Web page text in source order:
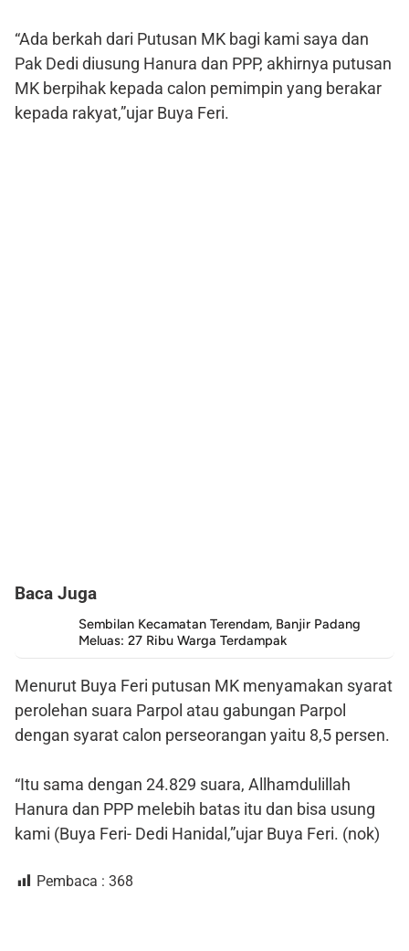
“Ada berkah dari Putusan MK bagi kami saya dan
Pak Dedi diusung Hanura dan PPP, akhirnya putusan
MK berpihak kepada calon pemimpin yang berakar
kepada rakyat,”ujar Buya Feri.
Baca Juga
Sembilan Kecamatan Terendam, Banjir Padang
Meluas: 27 Ribu Warga Terdampak
Menurut Buya Feri putusan MK menyamakan syarat
perolehan suara Parpol atau gabungan Parpol
dengan syarat calon perseorangan yaitu 8,5 persen.
“Itu sama dengan 24.829 suara, Allhamdulillah
Hanura dan PPP melebih batas itu dan bisa usung
kami (Buya Feri- Dedi Hanidal,”ujar Buya Feri. (nok)
Pembaca : 368